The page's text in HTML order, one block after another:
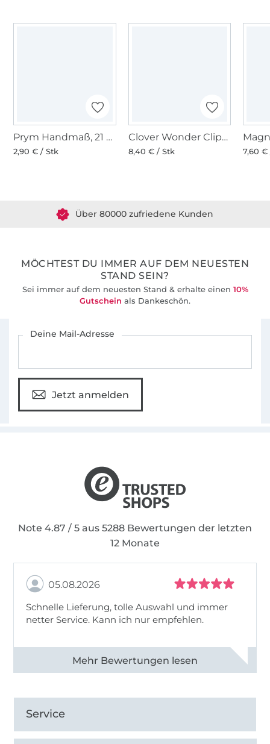
Prym Handmaß, 21 cm-Skala
2,90 € / Stk
Clover Wonder Clips, Stoffklammern bunt, 10 Stk.
8,40 € / Stk 7,60 €
MÖCHTEST DU IMMER AUF DEM NEUESTEN
STAND SEIN?
Sei immer auf dem neuesten Stand & erhalte einen 10%
Gutschein als Dankeschön.
Deine Mail-Adresse
Jetzt anmelden
Note 4.87 / 5 aus 5288 Bewertungen der letzten
12 Monate
05.08.2026
Schnelle Lieferung, tolle Auswahl und immer
netter Service. Kann ich nur empfehlen.
Alle 82930 Bewertungen ansehen
Service